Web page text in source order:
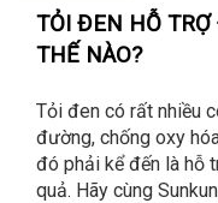
TỎI ĐEN HỖ
THẾ NÀO?
Tỏi đen có rất nhiều
đường, chống oxy
đó phải kể đến là hỗ
quả. Hãy cùng